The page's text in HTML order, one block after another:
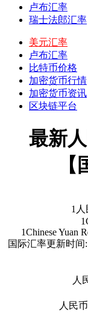
卢布汇率
瑞士法郎汇率
美元汇率
卢布汇率
比特币价格
加密货币行情
加密货币资讯
区块链平台
最新
1
1
1Chinese Yuan
国际汇率更新时间:
人
人民